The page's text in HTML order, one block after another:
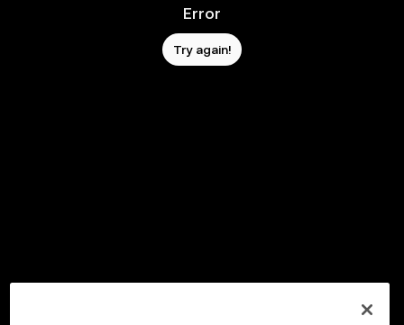
Error
Try again!